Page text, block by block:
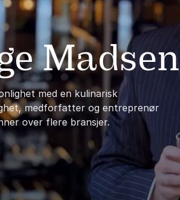
Madsen
med en kulinarisk
medforfatter og entreprenør
over flere bransjer.